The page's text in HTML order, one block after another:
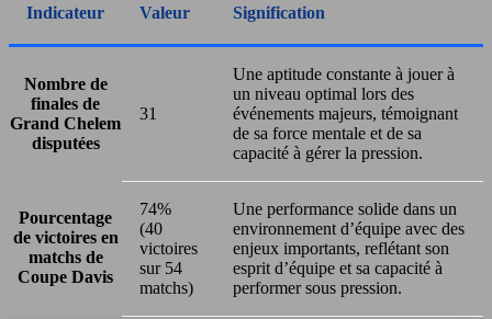
Indicateur Valeur Signification
Nombre de
finales de
Grand Chelem
disputées
31
Une aptitude constante à jouer à
un niveau optimal lors des
événements majeurs, témoignant
de sa force mentale et de sa
capacité à gérer la pression.
Pourcentage
de victoires en
matchs de
Coupe Davis
74%
(40
victoires
sur 54
matchs)
Une performance solide dans un
environnement d’équipe avec des
enjeux importants, reflétant son
esprit d’équipe et sa capacité à
performer sous pression.